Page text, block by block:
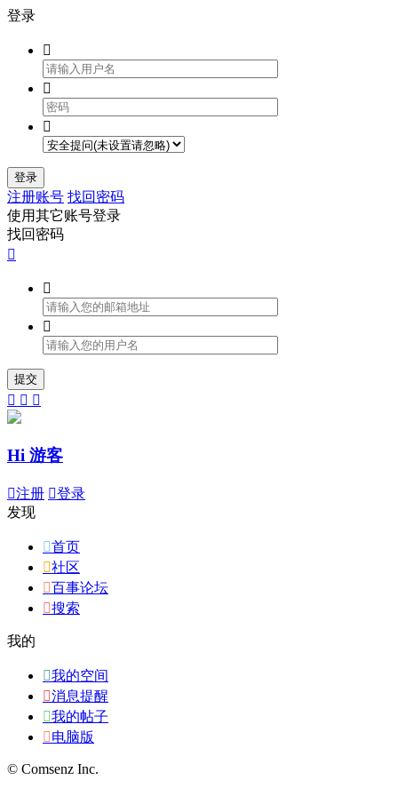
登录



登录
注册账号 找回密码
使用其它账号登录
找回密码



提交
  
Hi 游客
注册 登录
发现
首页
社区
百事论坛
搜索
我的
我的空间
消息提醒
我的帖子
电脑版
© Comsenz Inc.